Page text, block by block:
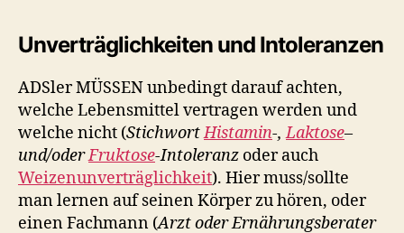
Unverträglichkeiten und Intoleranzen
ADSler MÜSSEN unbedingt darauf achten,
welche Lebensmittel vertragen werden und
welche nicht (StichwortHistamin-,Laktose–
und/oderFruktose-Intoleranz oder auch
Weizenunverträglichkeit). Hier muss/sollte
man lernen auf seinen Körper zu hören, oder
einen Fachmann (Arzt oder Ernährungsberater